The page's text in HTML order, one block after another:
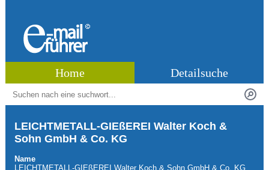
Home Detailsuche
LEICHTMETALL-GIEßEREI Walter Koch &
Sohn GmbH & Co. KG
Name
LEICHTMETALL-GIEßEREI Walter Koch & Sohn GmbH & Co. KG